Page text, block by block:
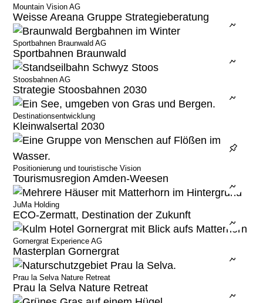
Strategieberatung
Immobilien
Hospitality
Tourismus, Destinationen, Bergbahnen
Investoren- und Betreibersuche
Gemeinden
Inside Quant
Anspruch
News
Newsletter
Jobs bei Quant
Team
Mountain Vision AG
Weisse Areana Gruppe Strategieberatung
Sportbahnen Braunwald AG
Sportbahnen Braunwald
Stoosbahnen AG
Strategie Stoosbahnen 2030
Destinationsentwicklung
Kleinwalsertal 2030
Positionierung und touristische Vision
Tourismusregion Amden-Weesen
JuMa Holding
ECO-Zermatt, Destination der Zukunft
Gornergrat Experience AG
Masterplan Gornergrat
Prau la Selva Nature Retreat
Prau la Selva Nature Retreat